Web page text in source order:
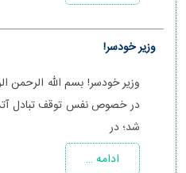
وزیر خودسر!
وزیر خودسر! بسم الله الرحمن
در خصوص نفس توقف تبادل
شد؛ در
ادامه …